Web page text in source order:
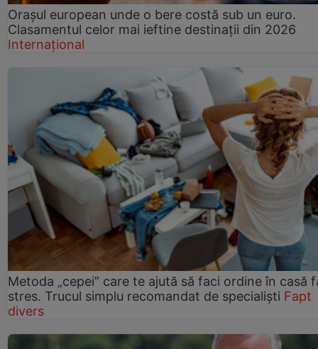
Orașul european unde o bere costă sub un euro.
Clasamentul celor mai ieftine destinații din 2026
Internațional
Metoda „cepei” care te ajută să faci ordine în casă
stres. Trucul simplu recomandat de specialiști Fapt
divers